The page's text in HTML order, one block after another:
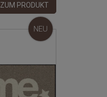
ZUM PRODUKT
NEU